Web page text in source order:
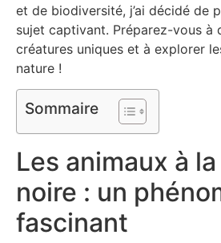
et de biodiversité, j’ai décidé de
sujet captivant. Préparez-vous à
créatures uniques et à explorer
nature !
Sommaire
Les animaux à
noire : un
fascinant